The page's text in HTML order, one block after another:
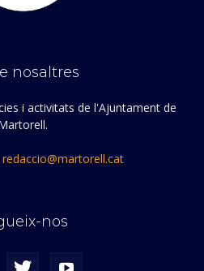
nosaltres
i activitats de l'Ajuntament de
redaccio@martorell.cat
nos